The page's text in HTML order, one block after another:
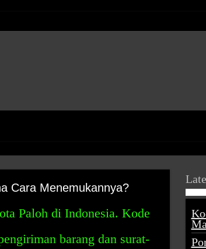
Cara Menemukannya?
Paloh di Indonesia. Kode
barang dan surat-